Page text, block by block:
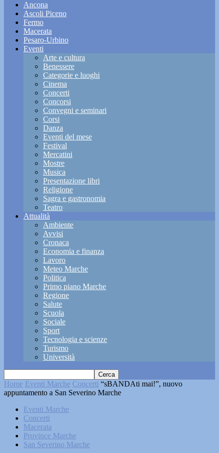
Ancona
Ascoli Piceno
Fermo
Macerata
Pesaro-Urbino
Eventi
Arte e cultura
Benessere
Categorie e luoghi
Cinema
Concerti
Concorsi
Convegni e seminari
Corsi
Danza
Eventi del mese
Festival
Mercatini
Mostre
Musica
Presentazione libri
Religione
Sagra e gastronomia
Teatro
Attualità
Ambiente
Avvisi
Cronaca
Economia e finanza
Lavoro
Meteo Marche
Politica
Primo piano Marche
Regione
Salute
Scuola
Sociale
Sport
Tecnologia e scienze
Turismo
Università
Home Eventi Marche Concerti “sBANDAti mai!”, nuovo
appuntamento a San Severino Marche
Eventi Marche
Concerti
Macerata
Province Marche
San Severino Marche